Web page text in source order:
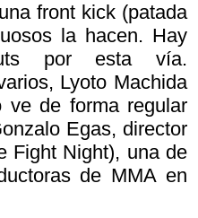
front kick (patada
la hacen. Hay
por esta vía.
Lyoto Machida
ve de forma regular
Egas, director
Fight Night), una de
de MMA en